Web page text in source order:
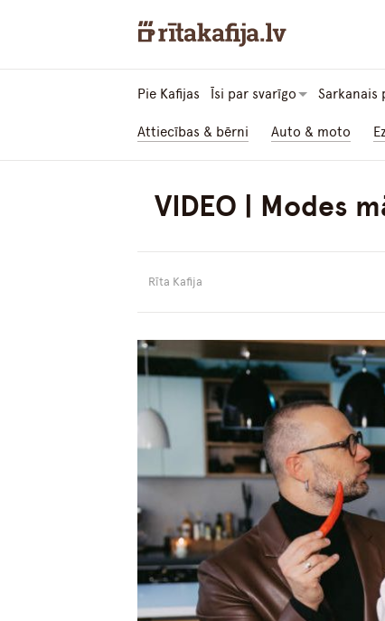
Pie Kafijas Īsi par svarīgo Sarkanais
Attiecības & bērni Auto & moto
VIDEO | Modes
Rīta Kafija